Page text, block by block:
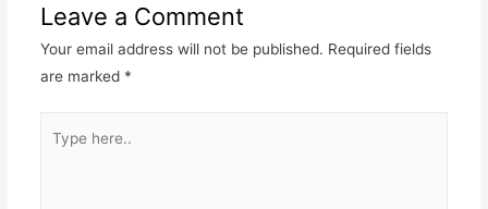
Leave a Comment
Your email address will not be published. Required fields
are marked *